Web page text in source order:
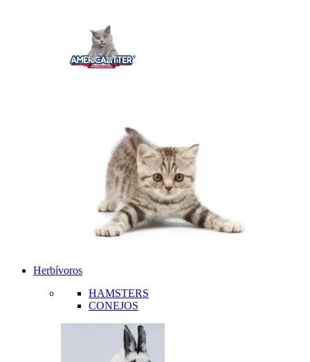
Herbívoros
HAMSTERS
CONEJOS